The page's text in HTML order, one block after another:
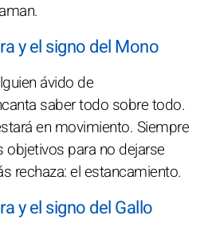
y el signo del Mono
ávido de
saber todo sobre todo.
en movimiento. Siempre
para no dejarse
rechaza: el estancamiento.
y el signo del Gallo